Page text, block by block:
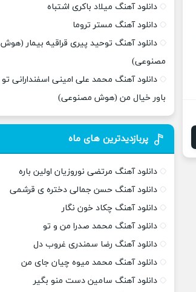
دانلود آهنگ میلاد باکری اشتباه
دانلود آهنگ مستر تروما
دانلود آهنگ توحید پیری قراقیه بیمار (هوش
مصنوعی)
دانلود آهنگ محمد علی امینی اسفندارانی تو
باور خیال من (هوش مصنوعی)
پربازدیدترین های ماه
دانلود آهنگ مرتضی نوروزیان اولین باره
دانلود آهنگ حسن جمالی دختره ی قرشمی
دانلود آهنگ چکاد خون نگار
دانلود آهنگ محمد صدرا من و تو
دانلود آهنگ رضا سمندری غروب دل
دانلود آهنگ محمد میوه چیان جای من
دانلود آهنگ سامین دست منو بگیر